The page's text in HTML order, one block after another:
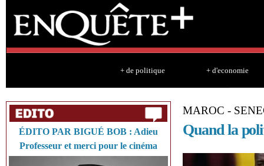
+ de politique + d'economie
ÉDITO PAR BIGUÉ BOB : Adieu
Professeur et merci pour le cinéma
MAROC -
Quand la